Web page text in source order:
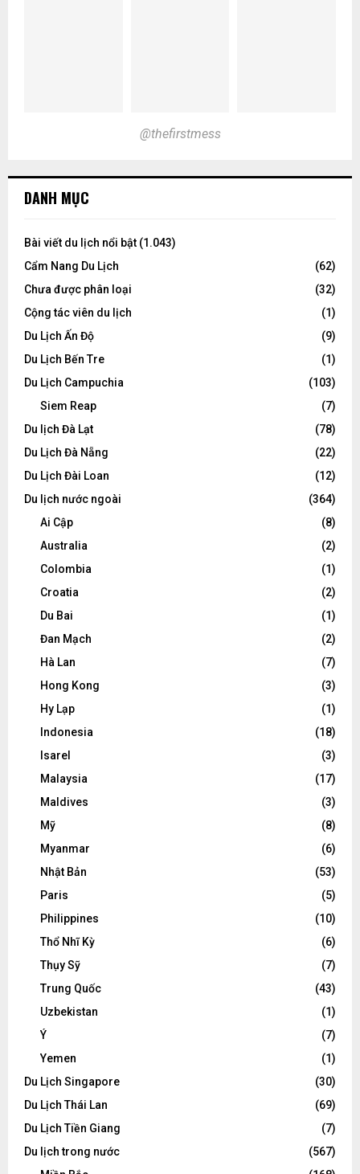
@thefirstmess
DANH MỤC
Bài viết du lịch nổi bật (1.043)
Cẩm Nang Du Lịch
(62)
Chưa được phân loại
(32)
Cộng tác viên du lịch
(1)
Du Lịch Ấn Độ
(9)
Du Lịch Bến Tre
(1)
Du Lịch Campuchia
(103)
Siem Reap
(7)
Du lịch Đà Lạt
(78)
Du Lịch Đà Nẵng
(22)
Du Lịch Đài Loan
(12)
Du lịch nước ngoài
(364)
Ai Cập
(8)
Australia
(2)
Colombia
(1)
Croatia
(2)
Du Bai
(1)
Đan Mạch
(2)
Hà Lan
(7)
Hong Kong
(3)
Hy Lạp
(1)
Indonesia
(18)
Isarel
(3)
Malaysia
(17)
Maldives
(3)
Mỹ
(8)
Myanmar
(6)
Nhật Bản
(53)
Paris
(5)
Philippines
(10)
Thổ Nhĩ Kỳ
(6)
Thụy Sỹ
(7)
Trung Quốc
(43)
Uzbekistan
(1)
Ý
(7)
Yemen
(1)
Du Lịch Singapore
(30)
Du Lịch Thái Lan
(69)
Du Lịch Tiền Giang
(7)
Du lịch trong nước
(567)